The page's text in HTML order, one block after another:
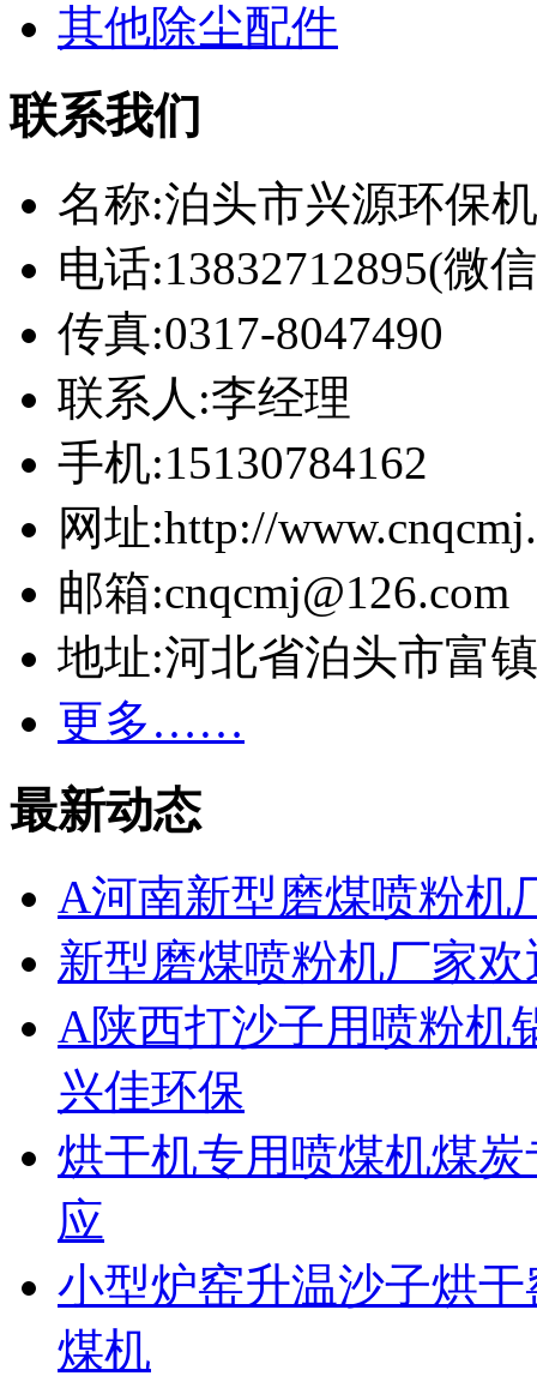
其他除尘配件
联系我们
名称:泊头市兴源环保
电话:13832712895(微
传真:0317-8047490
联系人:李经理
手机:15130784162
网址:http://
邮箱:cnqcmj@126.com
地址:河北省泊头市富
更多……
最新动态
A河南新型磨煤喷粉机
新型磨煤喷粉机厂家
A陕西打沙子用喷粉机
兴佳环保
烘干机专用喷煤机煤
应
小型炉窑升温沙子烘
煤机